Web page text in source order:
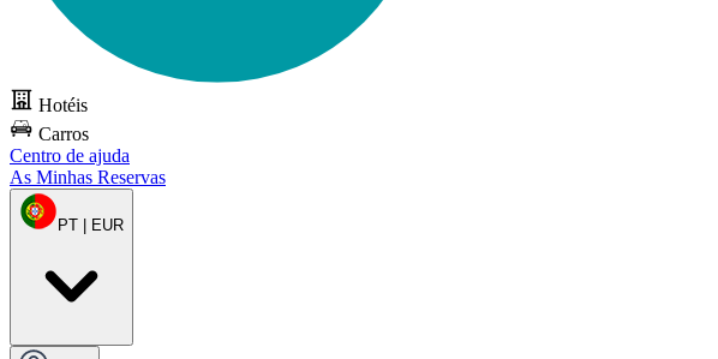
Hotéis
Carros
Centro de ajuda
As Minhas Reservas
PT | EUR